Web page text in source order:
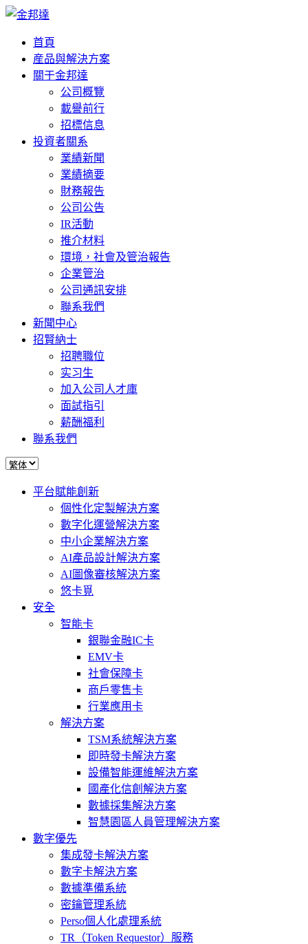
首頁
産品與解決方案
關于金邦達
公司概覽
載譽前行
招標信息
投資者關系
業績新聞
業績摘要
財務報告
公司公告
IR活動
推介材料
環境，社會及管治報告
企業管治
公司通訊安排
聯系我們
新聞中心
招賢納士
招聘職位
实习生
加入公司人才庫
面試指引
薪酬福利
聯系我們
平台賦能創新
個性化定製解決方案
數字化運營解決方案
中小企業解決方案
AI產品設計解決方案
AI圖像審核解決方案
悠卡覓
安全
智能卡
銀聯金融IC卡
EMV卡
社會保障卡
商戶零售卡
行業應用卡
解決方案
TSM系統解決方案
即時發卡解決方案
設備智能運維解決方案
國產化信創解決方案
數據採集解決方案
智慧園區人員管理解決方案
數字優先
集成發卡解決方案
數字卡解決方案
數據準備系統
密鑰管理系統
Perso個人化處理系統
TR（Token Requestor）服務